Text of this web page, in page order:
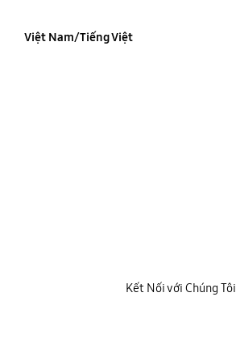
Việt Nam/Tiếng Việt
Kết Nối với Chúng Tôi